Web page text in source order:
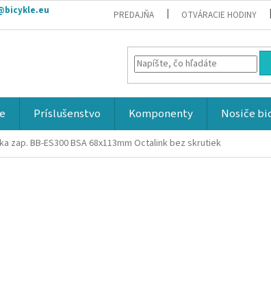
PREDAJŇA OTVÁRACIE HODINY
Príslušenstvo Komponenty Nosiče
zap. BB-ES300 BSA 68x113mm Octalink bez skrutiek